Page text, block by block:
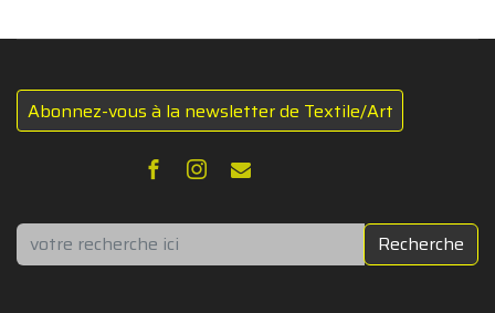
Abonnez-vous à la newsletter de Textile/Art
Rechercher Recherche